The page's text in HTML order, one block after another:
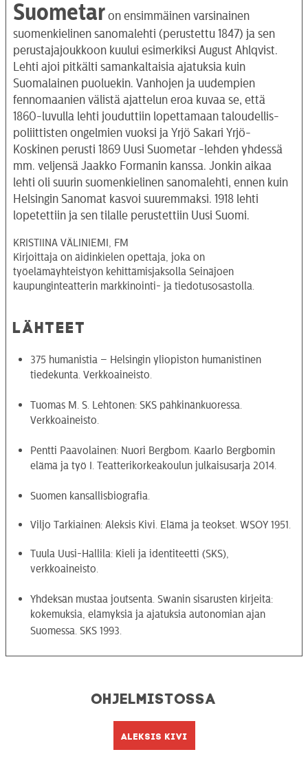
Suometar on ensimmäinen varsinainen
suomenkielinen sanomalehti (perustettu 1847) ja sen
perustajajoukkoon kuului esimerkiksi August Ahlqvist.
Lehti ajoi pitkälti samankaltaisia ajatuksia kuin
Suomalainen puoluekin. Vanhojen ja uudempien
fennomaanien välistä ajattelun eroa kuvaa se, että
1860-luvulla lehti jouduttiin lopettamaan taloudellis-
poliittisten ongelmien vuoksi ja Yrjö Sakari Yrjö-
Koskinen perusti 1869 Uusi Suometar -lehden yhdessä
mm. veljensä Jaakko Formanin kanssa. Jonkin aikaa
lehti oli suurin suomenkielinen sanomalehti, ennen kuin
Helsingin Sanomat kasvoi suuremmaksi. 1918 lehti
lopetettiin ja sen tilalle perustettiin Uusi Suomi.
KRISTIINA VÄLINIEMI, FM
Kirjoittaja on äidinkielen opettaja, joka on
työelämäyhteistyön kehittämisjaksolla Seinäjoen
kaupunginteatterin markkinointi- ja tiedotusosastolla.
LÄHTEET
375 humanistia – Helsingin yliopiston humanistinen
tiedekunta. Verkkoaineisto.
Tuomas M. S. Lehtonen: SKS pähkinänkuoressa.
Verkkoaineisto.
Pentti Paavolainen: Nuori Bergbom. Kaarlo Bergbomin
elämä ja työ I. Teatterikorkeakoulun julkaisusarja 2014.
Suomen kansallisbiografia.
Viljo Tarkiainen: Aleksis Kivi. Elämä ja teokset. WSOY 1951.
Tuula Uusi-Hallila: Kieli ja identiteetti (SKS),
verkkoaineisto.
Yhdeksän mustaa joutsenta. Swanin sisarusten kirjeitä:
kokemuksia, elämyksiä ja ajatuksia autonomian ajan
Suomessa. SKS 1993.
Ohjelmistossa
Aleksis Kivi